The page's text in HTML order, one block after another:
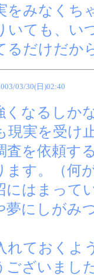
をみなくち
いても、い
るだけだか
03/30(日)02:40
くなるしか
現実を受け
査を依頼す
ます。（何
にはまって
夢にしがみ
れておくよ
ございまし